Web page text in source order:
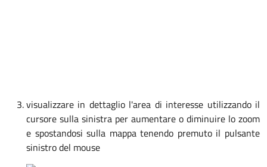
visualizzare in dettaglio l'area di interesse utilizzando il
cursore sulla sinistra per aumentare o diminuire lo zoom
e spostandosi sulla mappa tenendo premuto il pulsante
sinistro del mouse